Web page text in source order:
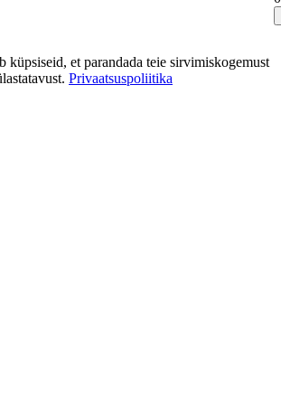
küpsiseid, et parandada teie sirvimiskogemust
Privaatsuspoliitika